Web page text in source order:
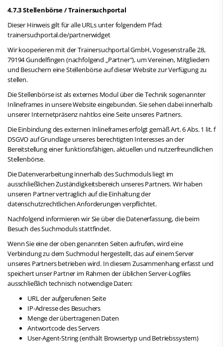
4.7.3 Stellenbörse / Trainersuchportal
Dieser Hinweis gilt für alle URLs unter folgendem Pfad:
trainersuchportal.de/partnerwidget
Wir kooperieren mit der Trainersuchportal GmbH, Vogesenstraße 28,
79194 Gundelfingen (nachfolgend „Partner"), um Vereinen, Mitgliedern
und Besuchern eine Stellenbörse auf dieser Website zur Verfügung zu
stellen.
Die Stellenbörse ist als externes Modul über die Technik sogenannter
Inlineframes in unsere Website eingebunden. Sie sehen dabei innerhalb
unserer Internetpräsenz nahtlos eine Seite unseres Partners.
Die Einbindung des externen Inlineframes erfolgt gemäß Art. 6 Abs. 1 lit. f
DSGVO auf Grundlage unseres berechtigten Interesses an der
Bereitstellung einer funktionsfähigen, aktuellen und nutzerfreundlichen
Stellenbörse.
Die Datenverarbeitung innerhalb des Suchmoduls liegt im
ausschließlichen Zuständigkeitsbereich unseres Partners. Wir haben
unseren Partner vertraglich auf die Einhaltung der
datenschutzrechtlichen Anforderungen verpflichtet.
Nachfolgend informieren wir Sie über die Datenerfassung, die beim
Besuch des Suchmoduls stattfindet.
Wenn Sie eine der oben genannten Seiten aufrufen, wird eine
Verbindung zu dem Suchmodul hergestellt, das auf einem Server
unseres Partners betrieben wird. In diesem Zusammenhang erfasst und
speichert unser Partner im Rahmen der üblichen Server-Logfiles
ausschließlich technisch notwendige Daten:
URL der aufgerufenen Seite
IP-Adresse des Besuchers
Menge der übertragenen Daten
Antwortcode des Servers
User-Agent-String (enthält Browsertyp und Betriebssystem)